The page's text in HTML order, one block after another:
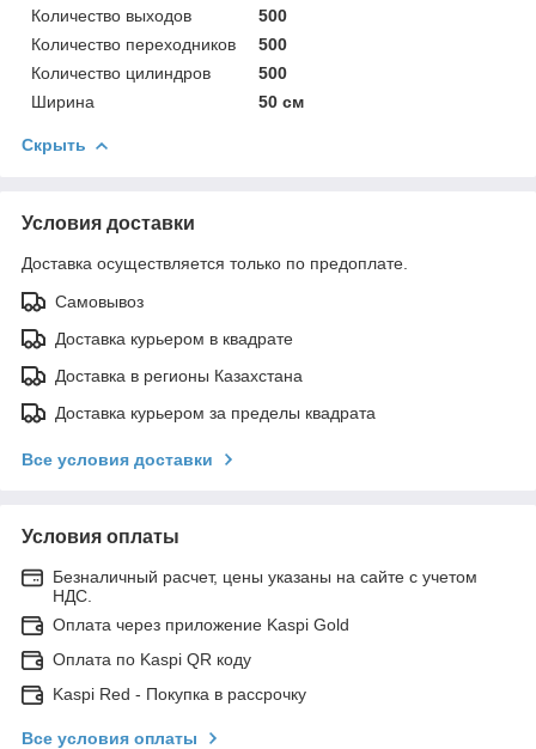
Количество выходов
500
Количество переходников
500
Количество цилиндров
500
Ширина
50 см
Скрыть
Условия доставки
Доставка осуществляется только по предоплате.
Самовывоз
Доставка курьером в квадрате
Доставка в регионы Казахстана
Доставка курьером за пределы квадрата
Все условия доставки
Условия оплаты
Безналичный расчет, цены указаны на сайте с учетом
НДС.
Оплата через приложение Kaspi Gold
Оплата по Kaspi QR коду
Kaspi Red - Покупка в рассрочку
Все условия оплаты